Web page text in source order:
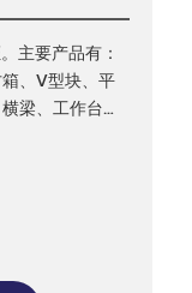
主要产品有：
、V型块、平
梁、工作台等